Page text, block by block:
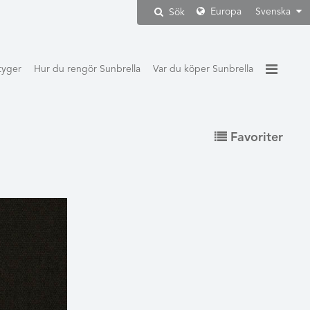
Sök Europa Svenska
tyger Hur du rengör Sunbrella Var du köper Sunbrella
Favoriter